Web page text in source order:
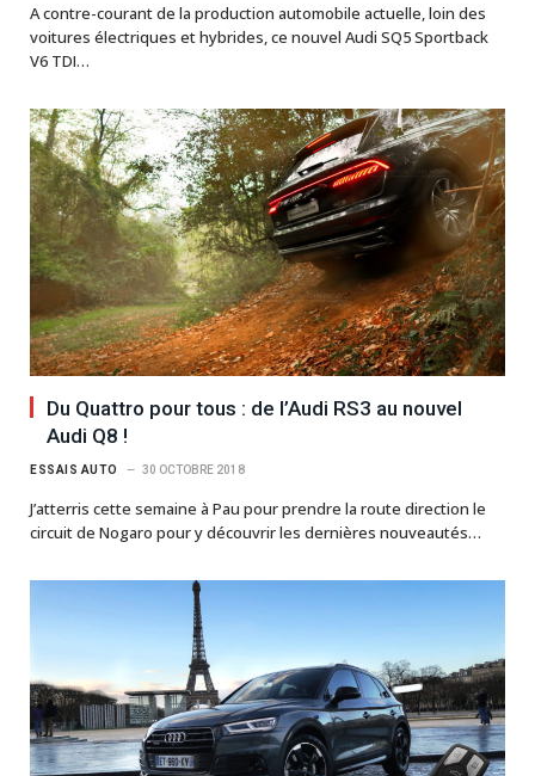
A contre-courant de la production automobile actuelle, loin des
voitures électriques et hybrides, ce nouvel Audi SQ5 Sportback
V6 TDI…
Du Quattro pour tous : de l’Audi RS3 au nouvel
Audi Q8 !
ESSAIS AUTO 30 OCTOBRE 2018
J’atterris cette semaine à Pau pour prendre la route direction le
circuit de Nogaro pour y découvrir les dernières nouveautés…